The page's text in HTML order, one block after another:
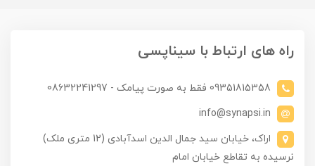
راه های ارتباط با سیناپسی
09351815358 فقط به صورت پیامک - 08632241297
info@synapsi.in
اراک، خیابان سید جمال الدین اسدآبادی (12 متری ملک)
نرسیده به تقاطع خیابان امام